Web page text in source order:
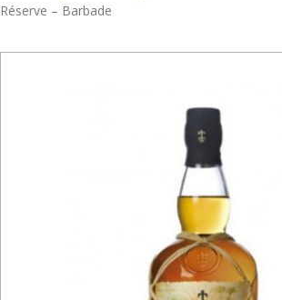
Réserve – Barbade